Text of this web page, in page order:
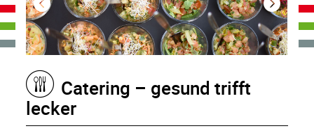
Catering – gesund trifft
lecker